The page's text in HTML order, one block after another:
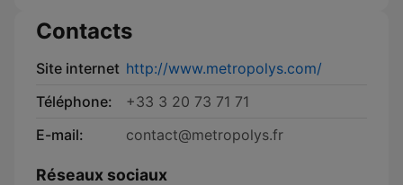
Contacts
Site internet http://www.metropolys.com/
Téléphone:
+33 3 20 73 71 71
E-mail:
contact@metropolys.fr
Réseaux sociaux